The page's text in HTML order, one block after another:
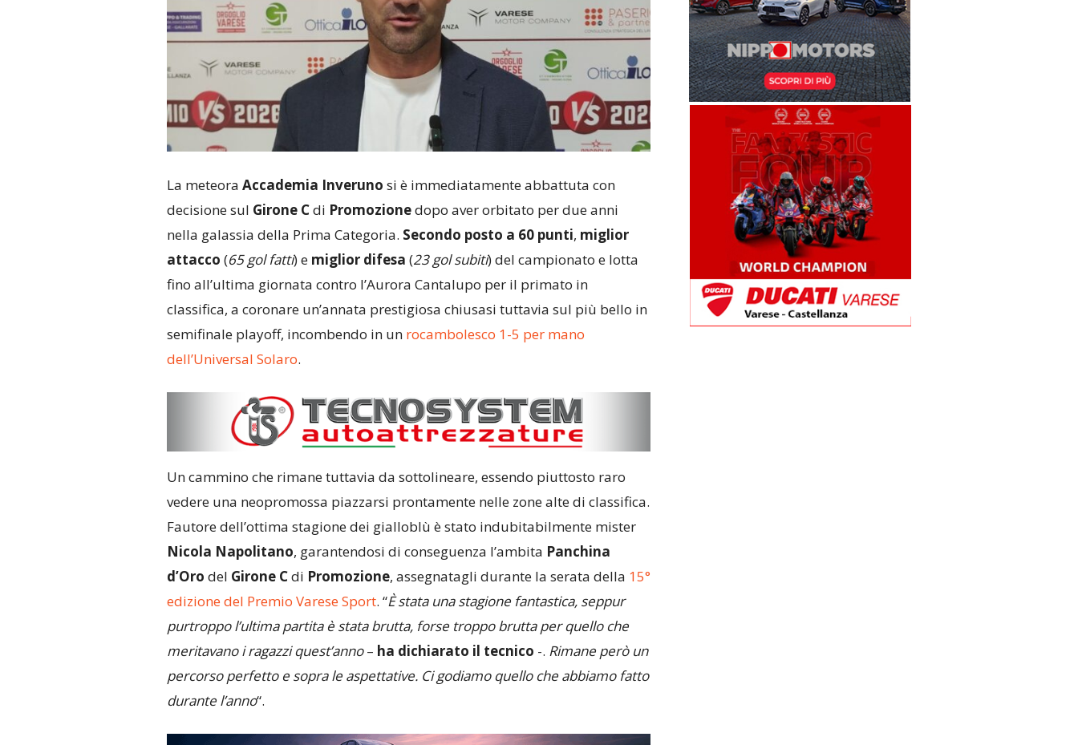
La meteora Accademia Inveruno si è immediatamente abbattuta con
decisione sul Girone Cdi Promozionedopo aver orbitato per due anni
nella galassia della Prima Categoria. Secondo posto a 60 punti, miglior
attacco (65 gol fatti) e miglior difesa (23 gol subiti) del campionato e lotta
fino all’ultima giornata contro l’Aurora Cantalupo per il primato in
classifica, a coronare un’annata prestigiosa chiusasi tuttavia sul più bello in
semifinale playoff, incombendo in unrocambolesco 1-5 per mano
dell’Universal Solaro.
Un cammino che rimane tuttavia da sottolineare, essendo piuttosto raro
vedere una neopromossa piazzarsi prontamente nelle zone alte di classifica.
Fautore dell’ottima stagione dei gialloblù è stato indubitabilmente mister
Nicola Napolitano, garantendosi di conseguenza l’ambita Panchina
d’Oro del Girone Cdi Promozione, assegnatagli durante la serata della 15°
edizione del Premio Varese Sport. “È stata una stagione fantastica, seppur
purtroppo l’ultima partita è stata brutta, forse troppo brutta per quello che
meritavano i ragazzi quest’anno– ha dichiarato il tecnico -. Rimane però un
percorso perfetto e sopra le aspettative. Ci godiamo quello che abbiamo fatto
durante l’anno“.